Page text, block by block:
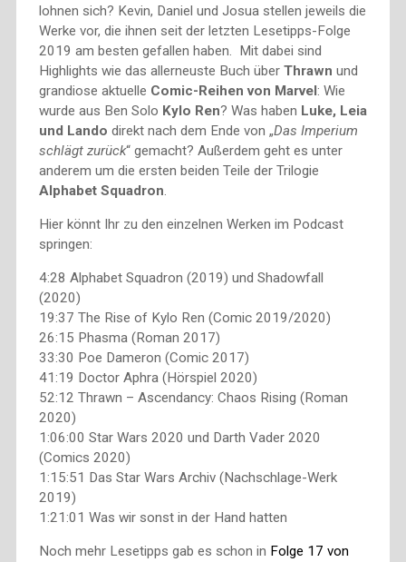
lohnen sich? Kevin, Daniel und Josua stellen jeweils die
Werke vor, die ihnen seit der letzten Lesetipps-Folge
2019 am besten gefallen haben. Mit dabei sind
Highlights wie das allerneuste Buch über Thrawn und
grandiose aktuelle Comic-Reihen von Marvel: Wie
wurde aus Ben Solo Kylo Ren? Was haben Luke, Leia
und Lando direkt nach dem Ende von „Das Imperium
schlägt zurück“ gemacht? Außerdem geht es unter
anderem um die ersten beiden Teile der Trilogie
Alphabet Squadron.
Hier könnt Ihr zu den einzelnen Werken im Podcast
springen:
4:28 Alphabet Squadron (2019) und Shadowfall
(2020)
19:37 The Rise of Kylo Ren (Comic 2019/2020)
26:15 Phasma (Roman 2017)
33:30 Poe Dameron (Comic 2017)
41:19 Doctor Aphra (Hörspiel 2020)
52:12 Thrawn – Ascendancy: Chaos Rising (Roman
2020)
1:06:00 Star Wars 2020 und Darth Vader 2020
(Comics 2020)
1:15:51 Das Star Wars Archiv (Nachschlage-Werk
2019)
1:21:01 Was wir sonst in der Hand hatten
Noch mehr Lesetipps gab es schon in Folge 17 von